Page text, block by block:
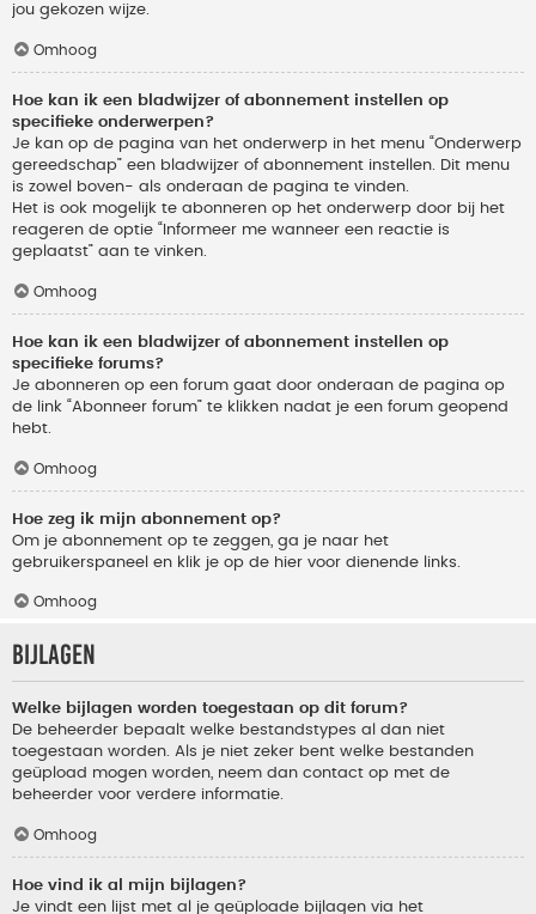
jou gekozen wijze.
Omhoog
Hoe kan ik een bladwijzer of abonnement instellen op
specifieke onderwerpen?
Je kan op de pagina van het onderwerp in het menu “Onderwerp
gereedschap” een bladwijzer of abonnement instellen. Dit menu
is zowel boven- als onderaan de pagina te vinden.
Het is ook mogelijk te abonneren op het onderwerp door bij het
reageren de optie “Informeer me wanneer een reactie is
geplaatst” aan te vinken.
Omhoog
Hoe kan ik een bladwijzer of abonnement instellen op
specifieke forums?
Je abonneren op een forum gaat door onderaan de pagina op
de link “Abonneer forum” te klikken nadat je een forum geopend
hebt.
Omhoog
Hoe zeg ik mijn abonnement op?
Om je abonnement op te zeggen, ga je naar het
gebruikerspaneel en klik je op de hier voor dienende links.
Omhoog
Bijlagen
Welke bijlagen worden toegestaan op dit forum?
De beheerder bepaalt welke bestandstypes al dan niet
toegestaan worden. Als je niet zeker bent welke bestanden
geüpload mogen worden, neem dan contact op met de
beheerder voor verdere informatie.
Omhoog
Hoe vind ik al mijn bijlagen?
Je vindt een lijst met al je geüploade bijlagen via het